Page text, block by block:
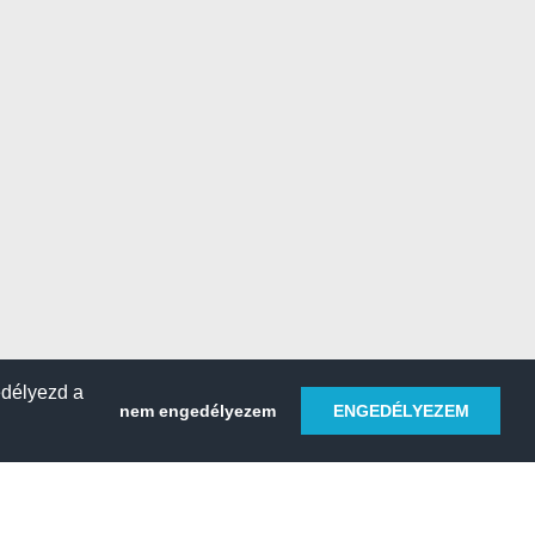
a
nem engedélyezem ENGEDÉLYEZEM